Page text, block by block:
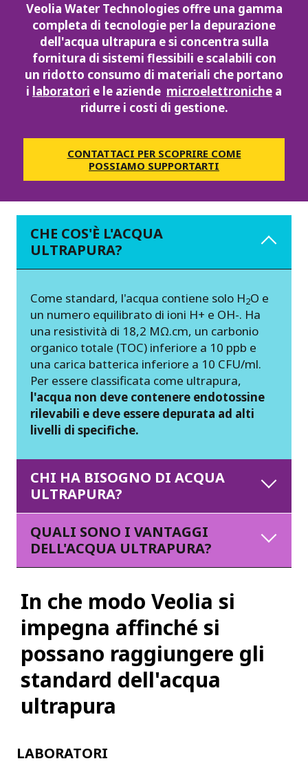
Veolia Water Technologies offre una gamma
completa di tecnologie per la depurazione
dell'acqua ultrapura e si concentra sulla
fornitura di sistemi flessibili e scalabili con
un ridotto consumo di materiali che portano
i laboratori e le aziende microelettroniche a
ridurre i costi di gestione.
CONTATTACI PER SCOPRIRE COME
POSSIAMO SUPPORTARTI
CHE COS'È L'ACQUA
ULTRAPURA?
Come standard, l'acqua contiene solo H2O e
un numero equilibrato di ioni H+ e OH-. Ha
una resistività di 18,2 MΩ.cm, un carbonio
organico totale (TOC) inferiore a 10 ppb e
una carica batterica inferiore a 10 CFU/ml.
Per essere classificata come ultrapura,
l'acqua non deve contenere endotossine
rilevabili e deve essere depurata ad alti
livelli di specifiche.
CHI HA BISOGNO DI ACQUA
ULTRAPURA?
QUALI SONO I VANTAGGI
DELL'ACQUA ULTRAPURA?
In che modo Veolia si
impegna affinché si
possano raggiungere gli
standard dell'acqua
ultrapura
LABORATORI